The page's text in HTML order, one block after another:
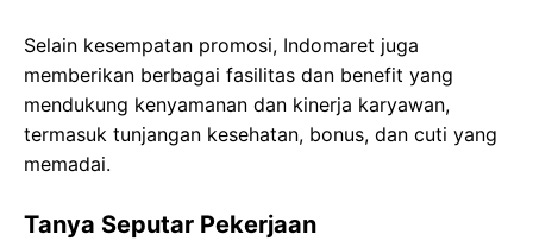
Selain kesempatan promosi, Indomaret juga
memberikan berbagai fasilitas dan benefit yang
mendukung kenyamanan dan kinerja karyawan,
termasuk tunjangan kesehatan, bonus, dan cuti yang
memadai.
Tanya Seputar Pekerjaan